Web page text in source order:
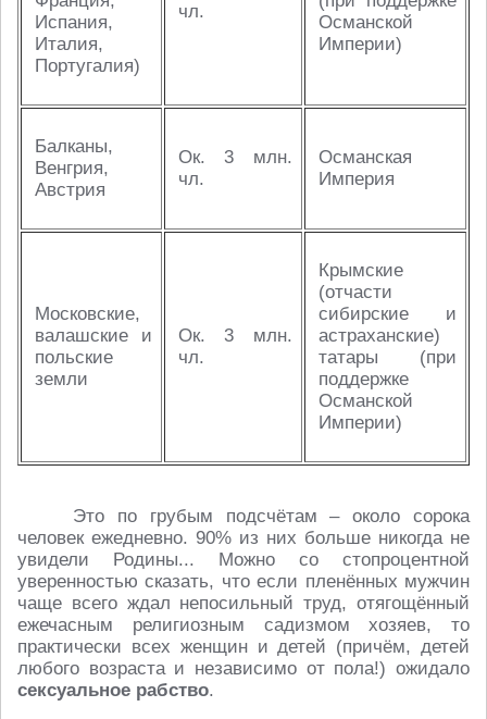
Испания,
Италия,
Португалия)
чл.
Османской
Империи)
Балканы,
Венгрия,
Австрия
Ок. 3 млн.
чл.
Османская
Империя
Московские,
валашские и
польские
земли
Ок. 3 млн.
чл.
Крымские
(отчасти
сибирские и
астраханские)
татары (при
поддержке
Османской
Империи)
Это по грубым подсчётам – около сорока
человек ежедневно. 90% из них больше никогда не
увидели Родины... Можно со стопроцентной
уверенностью сказать, что если пленённых мужчин
чаще всего ждал непосильный труд, отягощённый
ежечасным религиозным садизмом хозяев, то
практически всех женщин и детей (причём, детей
любого возраста и независимо от пола!) ожидало
сексуальное рабство.